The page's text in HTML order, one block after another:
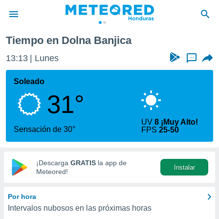
de
ha sido
calidad.
a este
las
y
digital
basada
Tiempo en Dolna Banjica
13:13 Lunes ...
Soleado
31°
Sensación de 30°
UV8 ¡Muy Alto!
FPS25-50
¡Descarga GRATIS la app de
Meteored!
Instalar
Por hora
Intervalos nubosos en las próximas horas